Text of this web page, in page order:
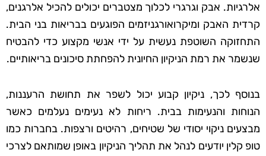
אלרגיות. אבק וגרגרי לכלוך מצטברים יכולים להכיל אלרגנים,
קרדית האבק ומיקרואורגניזמים הפוגעים בבריאות בני הבית.
התחזוקה השוטפת נעשית על ידי אנשי מקצוע כדי להבטיח
שנשמר את רמת הניקיון החיונית להפחתת סיכונים בריאותיים.
בנוסף לכך, ניקיון קבוע יכול לשפר את תחושת הרעננות,
הנוחות והנעימות בבית. ריחות לא נעימים נעלמים כאשר
מבצעים ניקוי יסודי של שטיחים, רהיטים ורצפות. בחברות כמו
טופ קלין יודעים לנהל את תהליך הניקיון באופן שמותאם לצרכי